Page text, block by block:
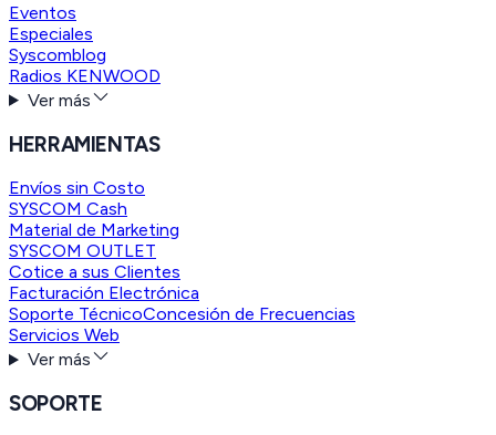
Eventos
Especiales
Syscomblog
Radios KENWOOD
Ver más
HERRAMIENTAS
Envíos sin Costo
SYSCOM Cash
Material de Marketing
SYSCOM OUTLET
Cotice a sus Clientes
Facturación Electrónica
Soporte TécnicoConcesión de Frecuencias
Servicios Web
Ver más
SOPORTE